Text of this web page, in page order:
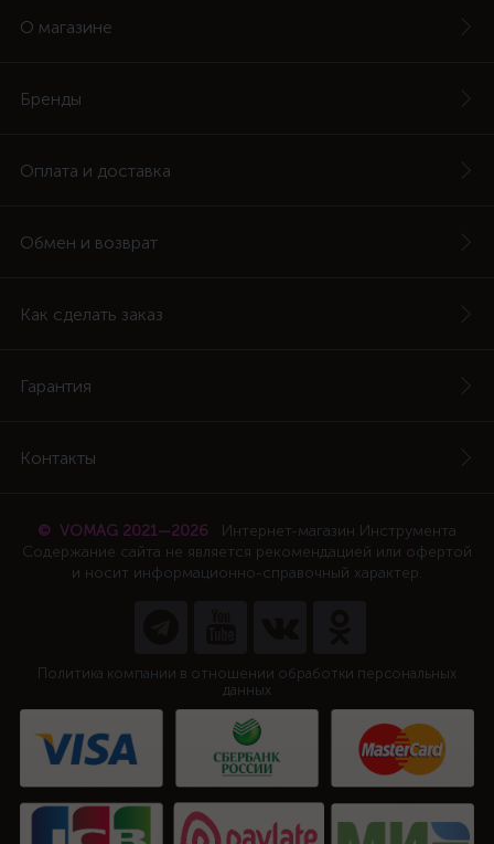
О магазине
Бренды
Оплата и доставка
Обмен и возврат
Как сделать заказ
Гарантия
Контакты
© VOMAG 2021—2026
Интернет-магазин Инструмента
Содержание сайта не является рекомендацией или офертой
и носит информационно-справочный характер.
Политика компании в отношении обработки персональных
данных